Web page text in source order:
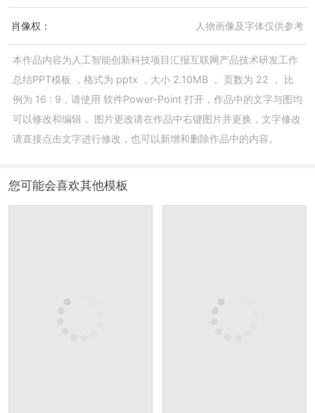
肖像权： 人物画像及字体仅供参考
本作品内容为 人工智能创新科技项目汇报互联网产品技术研发工作
总结PPT模板
，格式为 pptx ，大小 2.10MB， 页数为 22 ， 比
例为 16 : 9 ，请使用 软件Power-Point 打开，作品中的文字与图均
可以修改和编辑， 图片更改请在作品中右键图片并更换，文字修改
请直接点击文字进行修改，也可以新增和删除作品中的内容。
您可能会喜欢其他模板